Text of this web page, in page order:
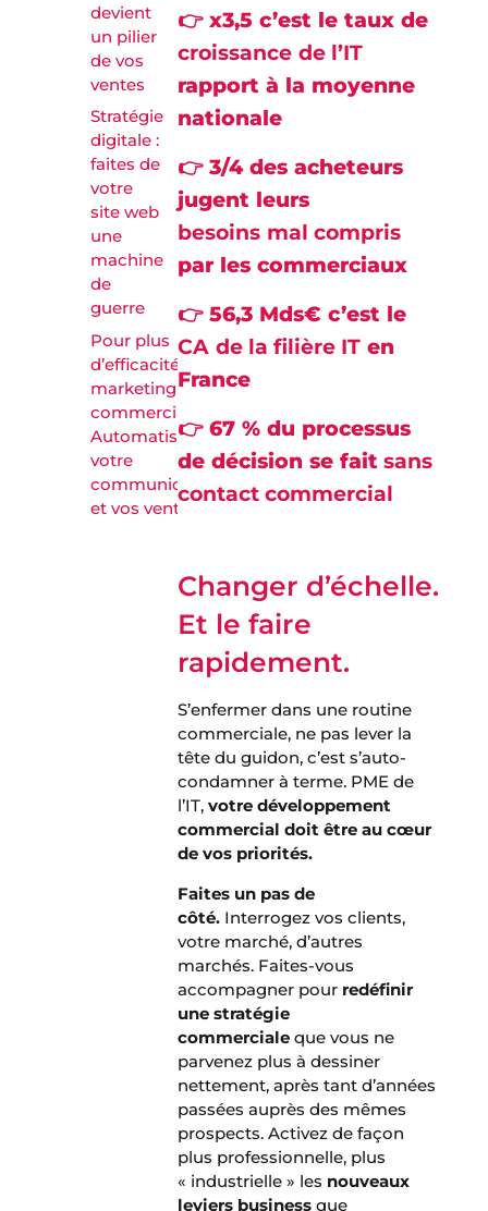
devient
un pilier
de vos
ventes
Stratégie
digitale :
faites de
votre
site web
une
machine
de
guerre
Pour plus
d’efficacité
marketing et
commerciale ?
Automatisez
votre
communication
et vos ventes !
👉 x3,5 c’est le taux de
croissance de l’IT
rapport à la moyenne
nationale
👉 3/4 des acheteurs
jugent leurs
besoins mal compris
par les commerciaux
👉 56,3 Mds€ c’est le
CA de la filière IT en
France
👉 67 % du processus
de décision se fait sans
contact commercial
Changer d’échelle.
Et le faire
rapidement.
S’enfermer dans une routine
commerciale, ne pas lever la
tête du guidon, c’est s’auto-
condamner à terme. PME de
l’IT,votre développement
commercial doit être au cœur
de vos priorités.
Faites un pas de
côté. Interrogez vos clients,
votre marché, d’autres
marchés. Faites-vous
accompagner pour redéfinir
une stratégie
commerciale que vous ne
parvenez plus à dessiner
nettement, après tant d’années
passées auprès des mêmes
prospects. Activez de façon
plus professionnelle, plus
« industrielle » les nouveaux
leviers business que